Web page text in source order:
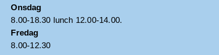
Onsdag
8.00-18.30 lunch 12.00-14.00.
Fredag
8.00-12.30